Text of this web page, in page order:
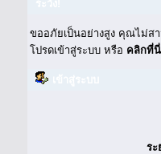
ขออภัยเป็นอย่างสูง คุณไม่ส
โปรดเข้าสู่ระบบ หรือ คลิกที่นี่
ระ